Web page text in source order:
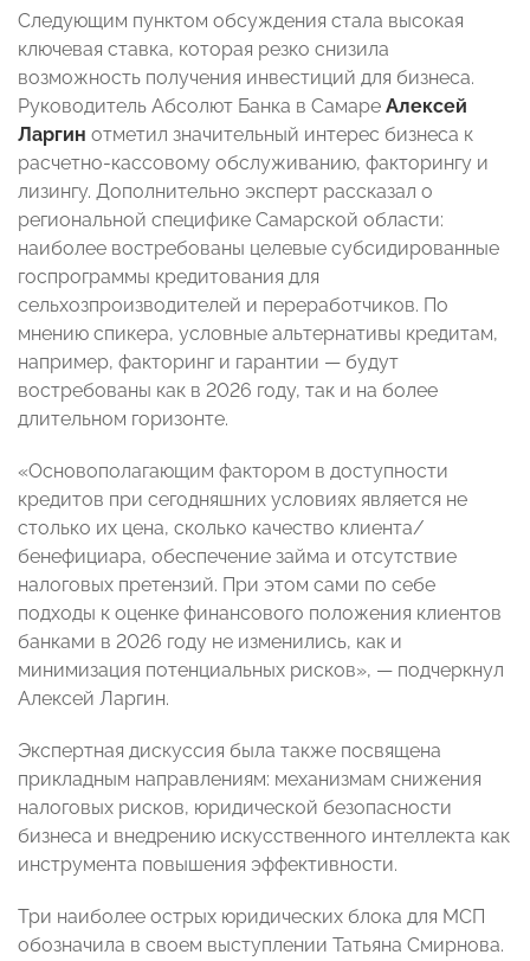
Следующим пунктом обсуждения стала высокая
ключевая ставка, которая резко снизила
возможность получения инвестиций для бизнеса.
Руководитель Абсолют Банка в Самаре Алексей
Ларгин отметил значительный интерес бизнеса к
расчетно-кассовому обслуживанию, факторингу и
лизингу. Дополнительно эксперт рассказал о
региональной специфике Самарской области:
наиболее востребованы целевые субсидированные
госпрограммы кредитования для
сельхозпроизводителей и переработчиков. По
мнению спикера, условные альтернативы кредитам,
например, факторинг и гарантии — будут
востребованы как в 2026 году, так и на более
длительном горизонте.
«Основополагающим фактором в доступности
кредитов при сегодняшних условиях является не
столько их цена, сколько качество клиента/
бенефициара, обеспечение займа и отсутствие
налоговых претензий. При этом сами по себе
подходы к оценке финансового положения клиентов
банками в 2026 году не изменились, как и
минимизация потенциальных рисков», — подчеркнул
Алексей Ларгин.
Экспертная дискуссия была также посвящена
прикладным направлениям: механизмам снижения
налоговых рисков, юридической безопасности
бизнеса и внедрению искусственного интеллекта как
инструмента повышения эффективности.
Три наиболее острых юридических блока для МСП
обозначила в своем выступлении Татьяна Смирнова.